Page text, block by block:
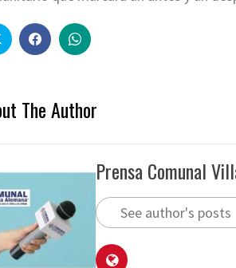
The Author
Prensa Comunal
See author's posts